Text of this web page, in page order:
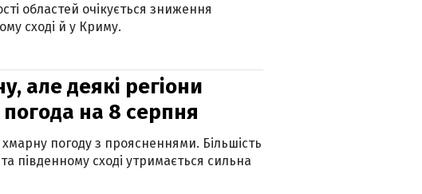
областей очікується зниження
сході й у Криму.
але деякі регіони
на 8 серпня
погоду з проясненнями. Більшість
південному сході утримається сильна